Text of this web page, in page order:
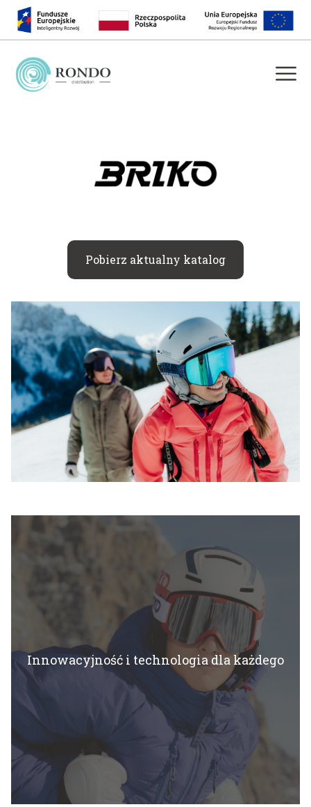
Pobierz aktualny katalog
Innowacyjność i technologia dla każdego